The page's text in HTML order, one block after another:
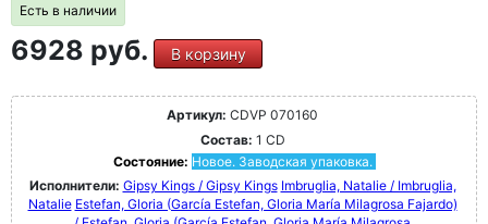
Есть в наличии
6928 руб. В корзину
Артикул: CDVP 070160
Состав: 1 CD
Состояние: Новое. Заводская упаковка.
Исполнители: Gipsy Kings / Gipsy Kings Imbruglia, Natalie / Imbruglia,
Natalie Estefan, Gloria (García Estefan, Gloria María Milagrosa Fajardo)